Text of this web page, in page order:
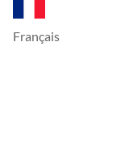
Français